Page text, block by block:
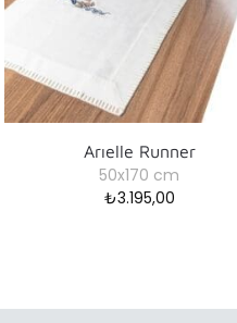
Arıelle Runner
50x170 cm
₺3.195,00